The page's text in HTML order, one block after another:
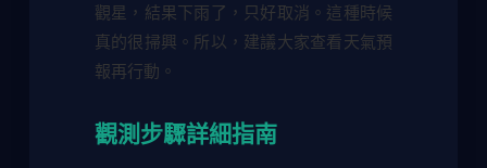
觀星，結果下雨了，只好取消。這種時候
真的很掃興。所以，建議大家查看天氣預
報再行動。
觀測步驟詳細指南